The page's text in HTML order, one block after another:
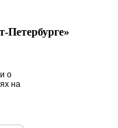
Петербурге»
о
на